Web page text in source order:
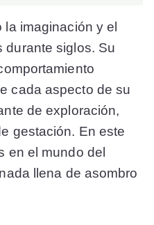
la imaginación y el
durante siglos. Su
cada aspecto de su
de exploración,
gestación. En este
en el mundo del
llena de asombro